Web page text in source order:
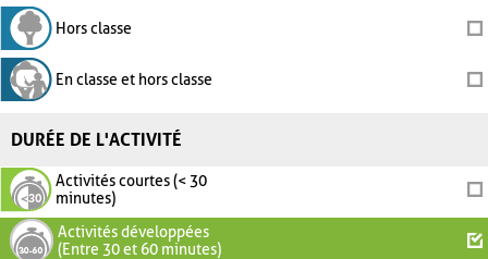
Hors classe
En classe et hors classe
DURÉE DE L'ACTIVITÉ
Activités courtes (< 30
minutes)
Activités développées
(Entre 30 et 60 minutes)